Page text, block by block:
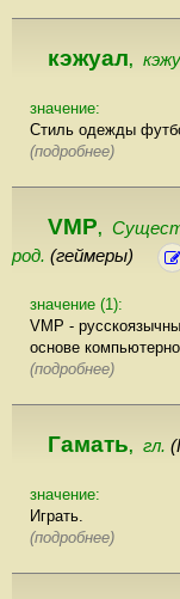
кэжуал,
значение:
Стиль одежды
(подробнее)
VMP,
род. (геймеры)
значение (1):
VMP -
основе
(подробнее)
Гамать, гл.
значение:
Играть.
(подробнее)